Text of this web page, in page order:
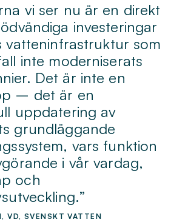
vi ser nu är en direkt
investeringar
vatteninfrastruktur som
inte moderniserats
Det är inte en
– det är en
uppdatering av
grundläggande
vars funktion
i vår vardag,
och
VD, SVENSKT VATTEN